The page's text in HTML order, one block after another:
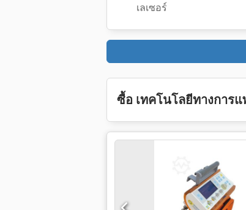
เลเซอร์
ซื้อ เทคโนโลยีทางการ